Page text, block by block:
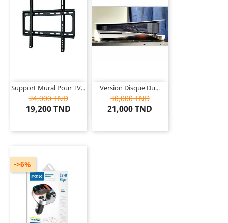
Support Mural Pour TV...
24,000 TND
19,200 TND
Version Disque Du...
30,000 TND
21,000 TND
->6%